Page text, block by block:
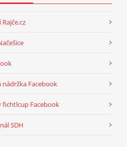
nádržka Facebook
fichtlcup Facebook
SDH